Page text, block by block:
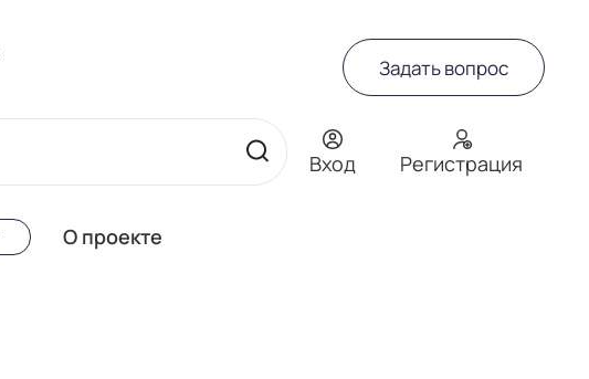
Задать вопрос
Вход Регистрация
О проекте